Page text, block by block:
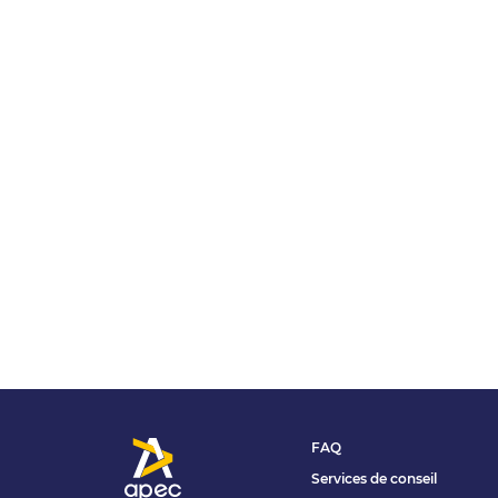
FAQ
Services de conseil